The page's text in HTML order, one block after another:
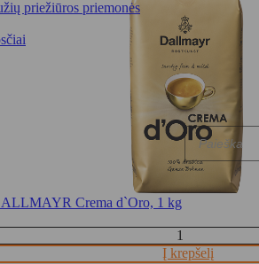
priežiūros priemonės
Products
search
Crema d`Oro, 1 kg
Į krepšelį